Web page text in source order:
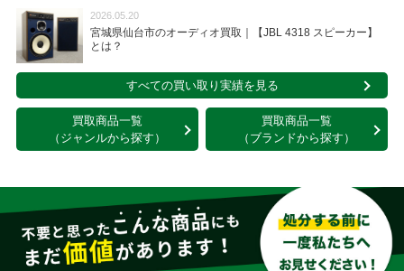
2026.05.20
宮城県仙台市のオーディオ買取｜【JBL 4318 スピーカー】
とは？
すべての買い取り実績を見る
買取商品一覧
（ジャンルから探す）
買取商品一覧
（ブランドから探す）